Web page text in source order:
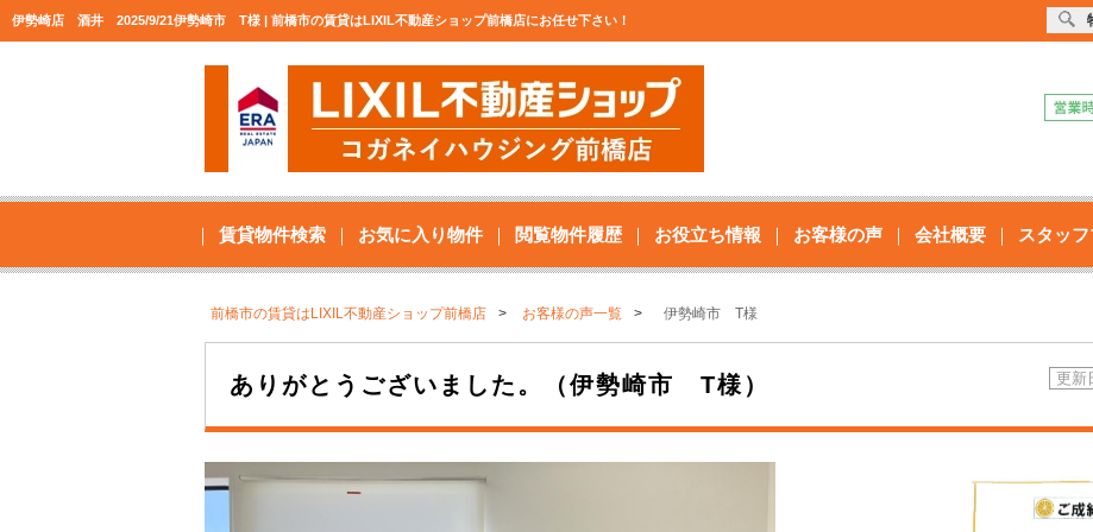
伊勢崎店 酒井 2025/9/21伊勢崎市 T様 | 前橋市の賃貸はLIXIL不動産ショップ前橋店にお任せ下さい！
賃貸物件検索 お気に入り物件 閲覧物件履歴 お役立ち情報 お客様の声 会社概要 スタッ
前橋市の賃貸はLIXIL不動産ショップ前橋店 お客様の声一覧 伊勢崎市 T様
ありがとうございました。（伊勢崎市 T様）